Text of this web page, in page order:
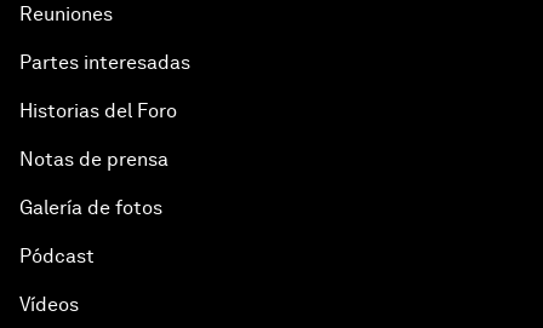
Reuniones
Partes interesadas
Historias del Foro
Notas de prensa
Galería de fotos
Pódcast
Vídeos